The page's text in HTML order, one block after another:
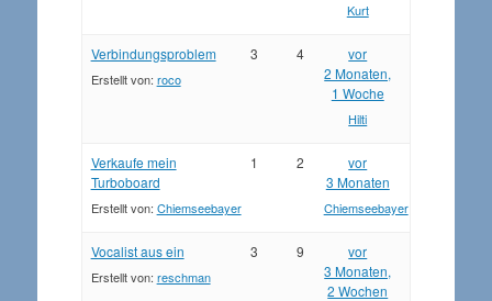
Kurt
Verbindungsproblem
Erstellt von: roco
3 4
vor
2 Monaten,
1 Woche
Hilti
Verkaufe mein
Turboboard
Erstellt von: Chiemseebayer
1 2
vor
3 Monaten
Chiemseebayer
Vocalist aus ein
Erstellt von: reschman
3 9
vor
3 Monaten,
2 Wochen